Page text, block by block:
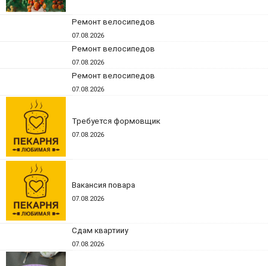
Ремонт велосипедов
07.08.2026
Ремонт велосипедов
07.08.2026
Ремонт велосипедов
07.08.2026
Требуется формовщик
07.08.2026
Вакансия повара
07.08.2026
Сдам квартииу
07.08.2026